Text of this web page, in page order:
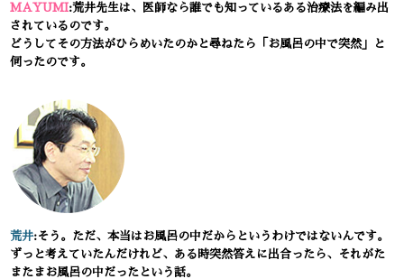
MAYUMI:荒井先生は、医師なら誰でも知っているある治療法を編み出
されているのです。
どうしてその方法がひらめいたのかと尋ねたら「お風呂の中で突然」と
伺ったのです。
荒井:そう。ただ、本当はお風呂の中だからというわけではないんです。
ずっと考えていたんだけれど、ある時突然答えに出合ったら、それがた
またまお風呂の中だったという話。